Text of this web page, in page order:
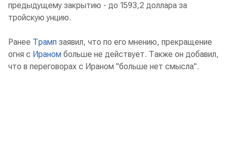
предыдущему закрытию - до 1593,2 доллара за
тройскую унцию.
Ранее Трамп заявил, что по его мнению, прекращение
огня с Ираном больше не действует. Также он добавил,
что в переговорах с Ираном "больше нет смысла".